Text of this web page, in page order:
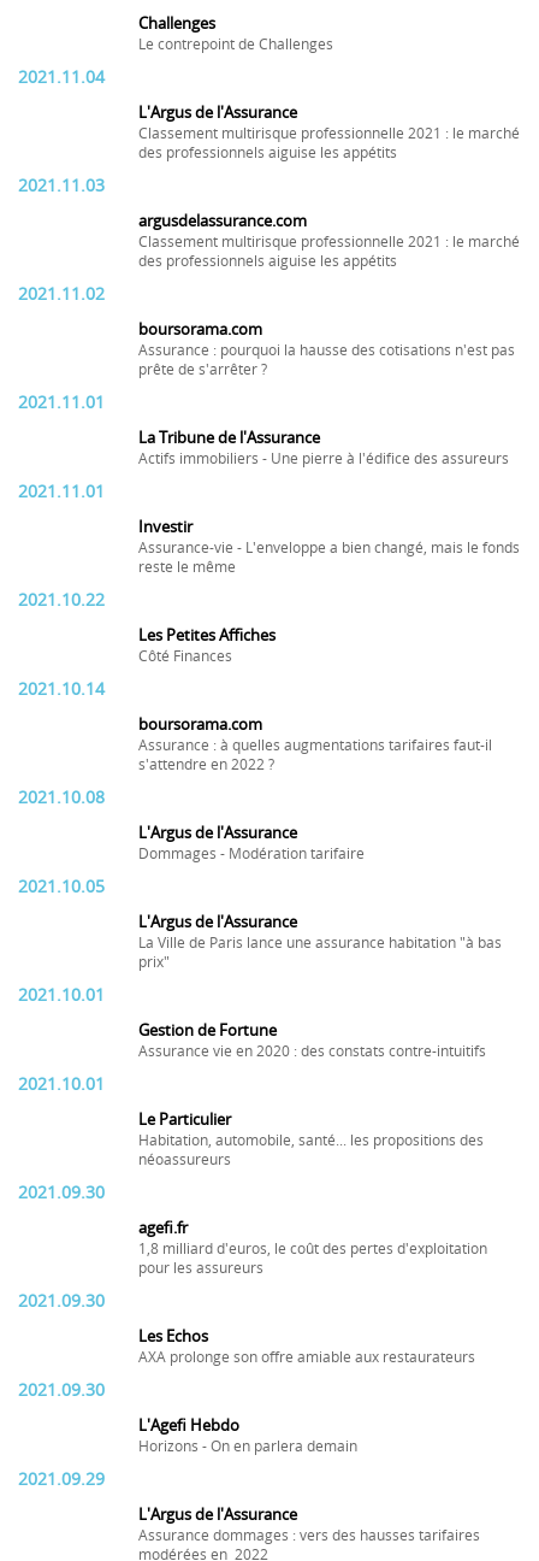
Challenges
Le contrepoint de Challenges
2021.11.04
L'Argus de l'Assurance
Classement multirisque professionnelle 2021 : le marché
des professionnels aiguise les appétits
2021.11.03
argusdelassurance.com
Classement multirisque professionnelle 2021 : le marché
des professionnels aiguise les appétits
2021.11.02
boursorama.com
Assurance : pourquoi la hausse des cotisations n'est pas
prête de s'arrêter ?
2021.11.01
La Tribune de l'Assurance
Actifs immobiliers - Une pierre à l'édifice des assureurs
2021.11.01
Investir
Assurance-vie - L'enveloppe a bien changé, mais le fonds
reste le même
2021.10.22
Les Petites Affiches
Côté Finances
2021.10.14
boursorama.com
Assurance : à quelles augmentations tarifaires faut-il
s'attendre en 2022 ?
2021.10.08
L'Argus de l'Assurance
Dommages - Modération tarifaire
2021.10.05
L'Argus de l'Assurance
La Ville de Paris lance une assurance habitation "à bas
prix"
2021.10.01
Gestion de Fortune
Assurance vie en 2020 : des constats contre-intuitifs
2021.10.01
Le Particulier
Habitation, automobile, santé... les propositions des
néoassureurs
2021.09.30
agefi.fr
1,8 milliard d'euros, le coût des pertes d'exploitation
pour les assureurs
2021.09.30
Les Echos
AXA prolonge son offre amiable aux restaurateurs
2021.09.30
L'Agefi Hebdo
Horizons - On en parlera demain
2021.09.29
L'Argus de l'Assurance
Assurance dommages : vers des hausses tarifaires
modérées en 2022